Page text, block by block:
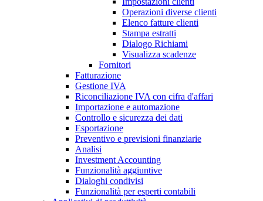
Operazioni diverse clienti
Elenco fatture clienti
Stampa estratti
Dialogo Richiami
Visualizza scadenze
Fornitori
Fatturazione
Gestione IVA
Riconciliazione IVA con cifra d'affari
Importazione e automazione
Controllo e sicurezza dei dati
Esportazione
Preventivo e previsioni finanziarie
Analisi
Investment Accounting
Funzionalità aggiuntive
Dialoghi condivisi
Funzionalità per esperti contabili